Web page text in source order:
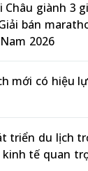
Châu giành 3
bán
2026
mới có hiệu
triển du lịch
tế quan